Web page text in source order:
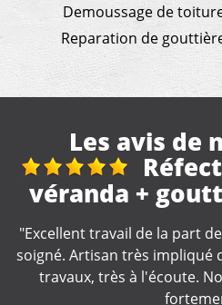
Demoussage de
Reparation de
Les avis de
toiture
gouttières
la part de cette entreprise.
impliqué dans la réalisation de
Nous le